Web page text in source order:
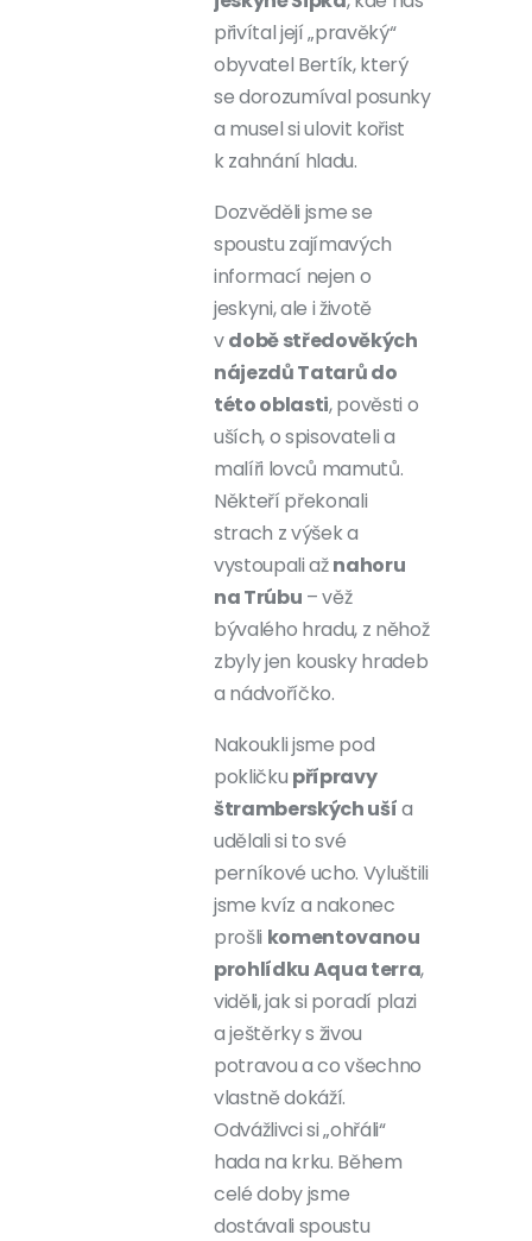
přivítal její „pravěký“
obyvatel Bertík, který
se dorozumíval posunky
a musel si ulovit kořist
k zahnání hladu.
Dozvěděli jsme se
spoustu zajímavých
informací nejen o
jeskyni, ale i životě
vdobě středověkých
nájezdů Tatarů do
této oblasti, pověsti o
uších, o spisovateli a
malíři lovců mamutů.
Někteří překonali
strach z výšek a
vystoupali ažnahoru
na Trúbu – věž
bývalého hradu, z něhož
zbyly jen kousky hradeb
a nádvoříčko.
Nakoukli jsme pod
pokličku přípravy
štramberských ušía
udělali si to své
perníkové ucho. Vyluštili
jsme kvíz a nakonec
prošli komentovanou
prohlídku Aqua terra,
viděli, jak si poradí plazi
a ještěrky s živou
potravou a co všechno
vlastně dokáží.
Odvážlivci si „ohřáli“
hada na krku. Během
celé doby jsme
dostávali spoustu